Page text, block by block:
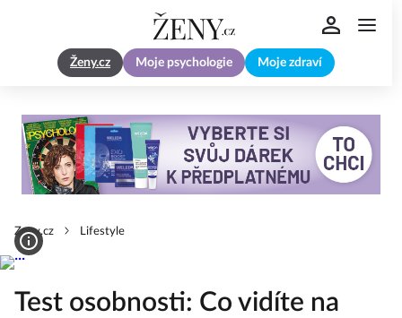
Ženy.cz Moje psychologie Moje zdraví
Zeny.cz Lifestyle
Test osobnosti: Co vidíte na